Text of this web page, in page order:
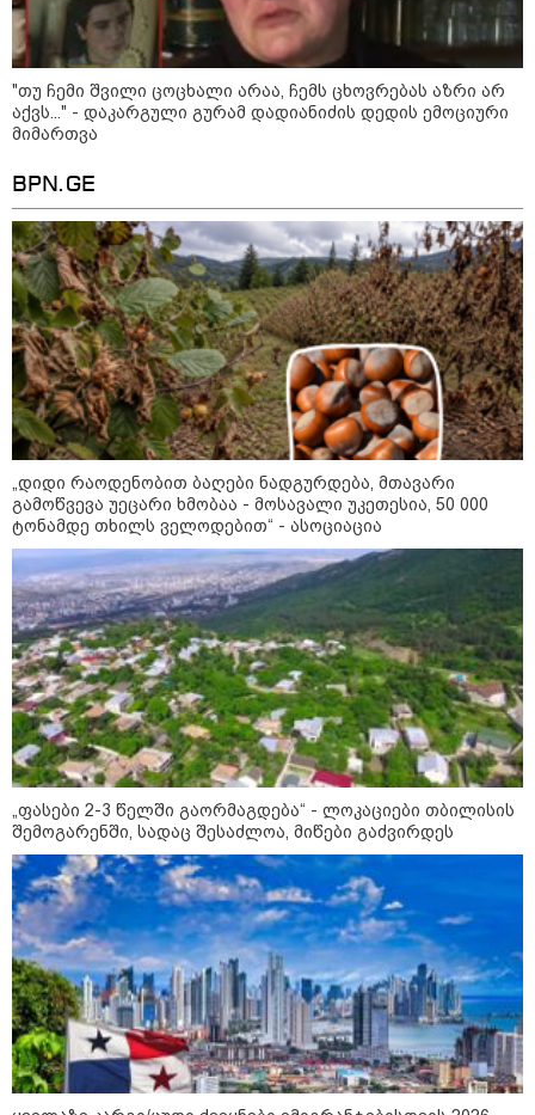
ველოდებით“ - ასოციაცია
- ლოკაციები თბილისის
შემოგარენში, სადაც შესაძლოა,
ყველაზე კარგი/ცუდი ქვეყნები
ემიგრანტებისთვის 2026 წელს
მსოფლიო
09:52 / 07-08-2026
"რაკეტები ჩვენც გვჭირდება" - დონალდ
ტრამპი უკრაინისთვის Patriot-ის
რაკეტების გაგზავნაზე
09:05 / 07-08-2026
მკვლელობა პირდაპირ ეთერში:
ცნობილ "ტიკტოკერს" ლაივის
დროს ესროლეს, ის ადგილზე
"თუ ჩემი შვილი ცოცხალი არაა, ჩემს ცხოვრებას აზრი არ
აქვს..." - დაკარგული გურამ დადიანიძის დედის ემოციური
მიმართვა
BPN.GE
„დიდი რაოდენობით ბაღები ნადგურდება, მთავარი
გამოწვევა უეცარი ხმობაა - მოსავალი უკეთესია, 50 000
ტონამდე თხილს ველოდებით“ - ასოციაცია
„ფასები 2-3 წელში გაორმაგდება“ - ლოკაციები თბილისის
შემოგარენში, სადაც შესაძლოა, მიწები გაძვირდეს